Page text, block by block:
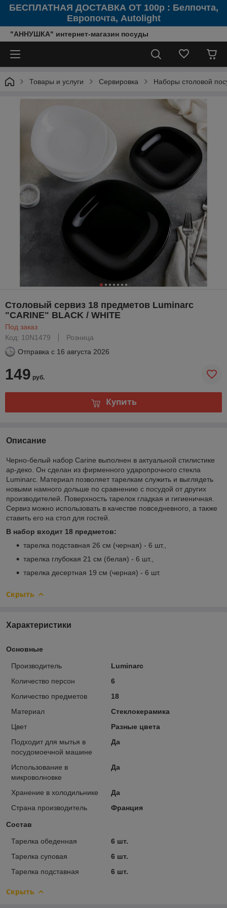
БЕСПЛАТНАЯ ДОСТАВКА ОТ 100р : Белпочта,
Европочта, Autolight
"АННУШКА" интернет-магазин посуды
Товары и услуги Сервировка Наборы столовой
Столовый сервиз 18 предметов Luminarc
"CARINE" BLACK / WHITE
Под заказ
Код: 10N1479
Розница
Отправка с 16 августа 2026
149 руб.
Купить
Описание
Черно-белый набор Carine выполнен в актуальной стилистике
ар-деко. Он сделан из фирменного ударопрочного стекла
Luminarc. Материал позволяет тарелкам служить и выглядеть
новыми намного дольше по сравнению с посудой от других
производителей. Поверхность тарелок гладкая и гигиеничная.
Сервиз можно использовать в качестве повседневного, а также
ставить его на стол для гостей.
В набор входит 18 предметов:
тарелка подставная 26 см (черная) - 6 шт.,
тарелка глубокая 21 см (белая) - 6 шт.,
тарелка десертная 19 см (черная) - 6 шт.
Скрыть
Характеристики
Основные
Производитель
Luminarc
Количество персон
6
Количество предметов
18
Материал
Стеклокерамика
Цвет
Разные цвета
Подходит для мытья в
посудомоечной машине
Да
Использование в
микроволновке
Да
Хранение в холодильнике
Да
Страна производитель
Франция
Состав
Тарелка обеденная
6 шт.
Тарелка суповая
6 шт.
Тарелка подставная
6 шт.
Скрыть